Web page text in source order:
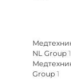
NL Group 1
Group 1